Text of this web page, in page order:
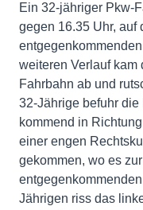
Ein 32-jähriger Pkw-
gegen 16.35 Uhr, auf
weiteren Verlauf kam
Fahrbahn ab und
32-Jährige befuhr
kommend in
einer engen
gekommen, wo es
Jährigen riss das